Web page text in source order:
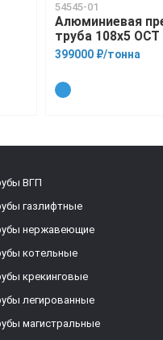
54545-01
Алюминиевая
труба 108х5
399000 ₽/тонна
ВГП
газлифтные
нержавеющие
котельные
крекинговые
легированные
магистральные